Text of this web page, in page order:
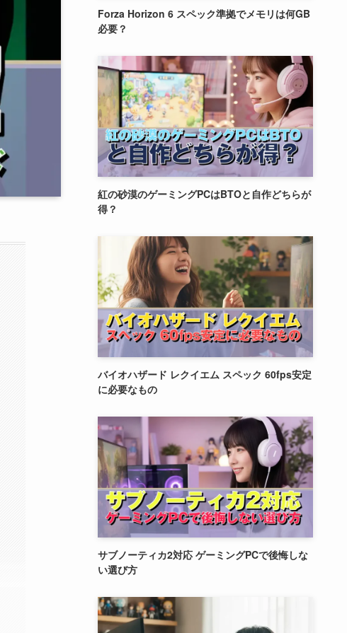
Forza Horizon 6 スペック準拠でメモリは何GB
必要？
紅の砂漠のゲーミングPCはBTOと自作どちらが
得？
バイオハザード レクイエム スペック 60fps安定
に必要なもの
サブノーティカ2対応 ゲーミングPCで後悔しな
い選び方